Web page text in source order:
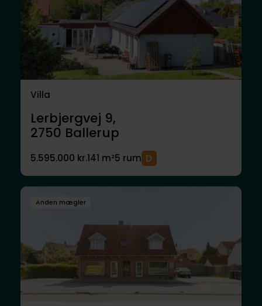
Villa
Lerbjergvej 9,
2750 Ballerup
5.595.000 kr.141 m²5 rum
Anden mægler